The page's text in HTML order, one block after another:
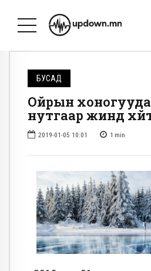
БУСАД
Ойрын
нутгаар жиндүү
2019-01-05 10:01 1 min